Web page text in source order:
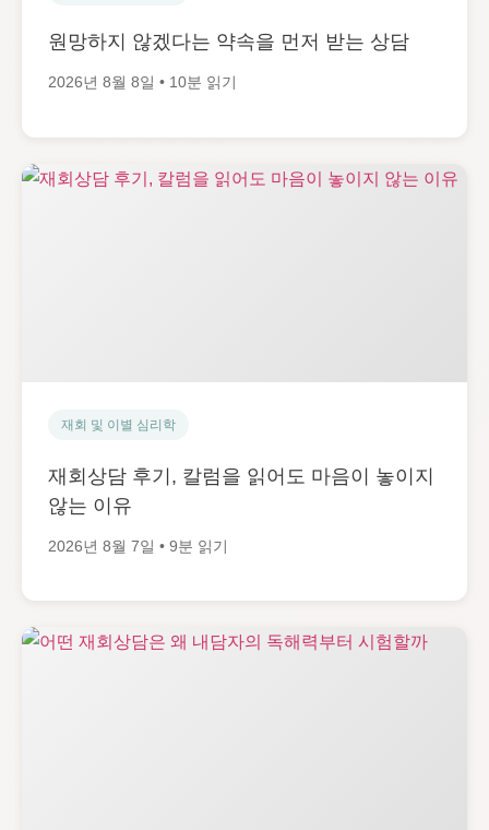
원망하지 않겠다는 약속을 먼저 받는 상담
2026년 8월 8일 • 10분 읽기
재회 및 이별 심리학
재회상담 후기, 칼럼을 읽어도 마음이 놓이지
않는 이유
2026년 8월 7일 • 9분 읽기